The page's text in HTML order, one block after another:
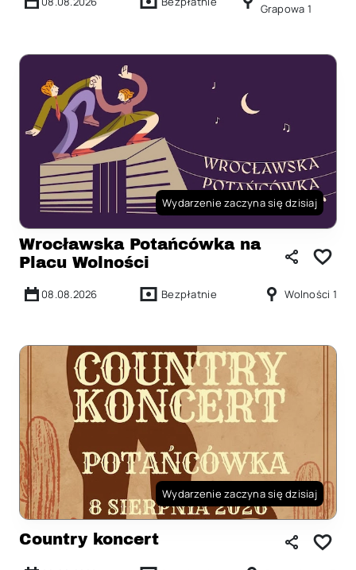
Grapowa 1
Wydarzenie zaczyna się dzisiaj
Wrocławska Potańcówka na
Placu Wolności
08.08.2026 Bezpłatnie Wolności 1
Wydarzenie zaczyna się dzisiaj
Country koncert